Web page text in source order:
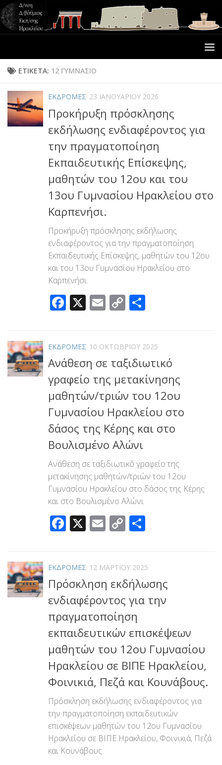
ΕΤΙΚΈΤΑ: 12 ΓΥΜΝΑΣΙΟ
ΕΚΔΡΟΜΕΣ 23 ΙΑΝΟΥΑΡΊΟΥ 2026
Προκήρυξη πρόσκλησης
εκδήλωσης ενδιαφέροντος για
την πραγματοποίηση
Εκπαιδευτικής Επίσκεψης,
μαθητών του 12ου και του
13ου Γυμνασίου Ηρακλείου στο
Καρπενήσι.
Προκήρυξη πρόσκλησης εκδήλωσης
ενδιαφέροντος για την πραγματοποίηση
Εκπαιδευτικής Επίσκεψης, μαθητών του 12ου
και του 13ου Γυμνασίου Ηρακλείου στο
Καρπενήσι.
Facebook
X Email
Copy
ΕΚΔΡΟΜΕΣ 10 ΟΚΤΩΒΡΊΟΥ 2025
Ανάθεση σε ταξιδιωτικό
γραφείο της μετακίνησης
μαθητών/τριών του 12ου
Γυμνασίου Ηρακλείου στο
δάσος της Κέρης και στο
Βουλισμένο Αλώνι
Ανάθεση σε ταξιδιωτικό γραφείο της
μετακίνησης μαθητών/τριών του 12ου
Γυμνασίου Ηρακλείου στο δάσος της Κέρης
και στο Βουλισμένο Αλώνι
Facebook
X Email
Copy
ΕΚΔΡΟΜΕΣ 12 ΜΑΡΤΊΟΥ 2025
Πρόσκληση εκδήλωσης
ενδιαφέροντος για την
πραγματοποίηση
εκπαιδευτικών επισκέψεων
μαθητών του 12ου Γυμνασίου
Ηρακλείου σε ΒΙΠΕ Ηρακλείου,
Φοινικιά, Πεζά και Κουνάβους.
Πρόσκληση εκδήλωσης ενδιαφέροντος για
την πραγματοποίηση εκπαιδευτικών
επισκέψεων μαθητών του 12ου Γυμνασίου
Ηρακλείου σε ΒΙΠΕ Ηρακλείου, Φοινικιά, Πεζά
και Κουνάβους.